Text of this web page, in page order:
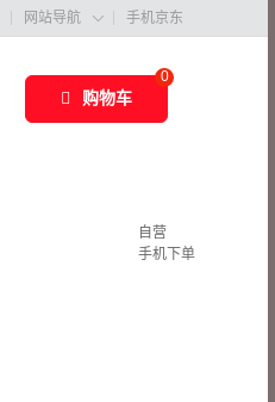
网站导航  手机京东
0
购物车
自营
手机下单